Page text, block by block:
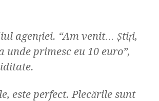
agenţiei. “Am venit… Ştiţi,
unde primesc eu 10 euro”,
este perfect. Plecările sunt